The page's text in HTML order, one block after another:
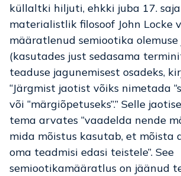
küllaltki hiljuti, ehkki juba 17.
materialistlik filosoof John Locke
määratlenud semiootika
(kasutades just sedasama
teaduse jagunemisest osadeks,
“Järgmist jaotist võiks nimetada
või “märgiõpetuseks”.” Selle
tema arvates “vaadelda nende
mida mõistus kasutab, et mõista
oma teadmisi edasi teistele”. See
semiootikamääratlus on jäänud